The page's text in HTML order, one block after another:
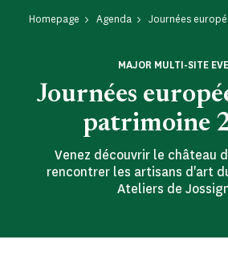
Homepage Agenda Journées
Journées
patrimoine
MAJOR MULTI-SITE
Venez découvrir le château
rencontrer les artisans d'art
Ateliers de